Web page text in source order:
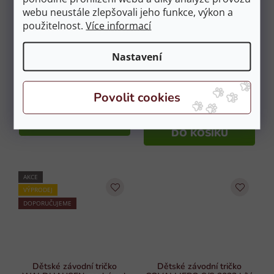
webu neustále zlepšovali jeho funkce, výkon a
použitelnost.Více informací
Nastavení
bílé vel. 176
Skladem(1 ks)
1 029 Kč
závodní COVALLIERO bílé
vel. 164/170
Na objednávku
899 Kč
DO KOŠÍKU
AKCE
VÝPRODEJ
DOPORUČUJEME
Dětské závodní tričko
Dětské závodní tričko